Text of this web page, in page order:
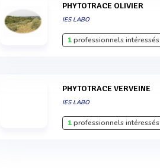
PHYTOTRACE OLIVIER
IES LABO
1professionnels intéressés
PHYTOTRACE VERVEINE
IES LABO
1professionnels intéressés